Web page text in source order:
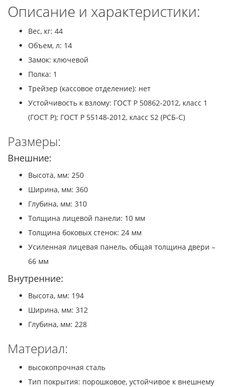
Описание и характеристики:
Вес, кг: 44
Объем, л: 14
Замок: ключевой
Полка: 1
Трейзер (кассовое отделение): нет
Устойчивость к взлому: ГОСТ Р 50862-2012, класс 1
(ГОСТ Р); ГОСТ Р 55148-2012, класс S2 (РСБ-С)
Размеры:
Внешние:
Высота, мм: 250
Ширина, мм: 360
Глубина, мм: 310
Толщина лицевой панели: 10 мм
Толщина боковых стенок: 24 мм
Усиленная лицевая панель, общая толщина двери –
66 мм
Внутренние:
Высота, мм: 194
Ширина, мм: 312
Глубина, мм: 228
Материал:
высокопрочная сталь
Тип покрытия: порошковое, устойчивое к внешнему